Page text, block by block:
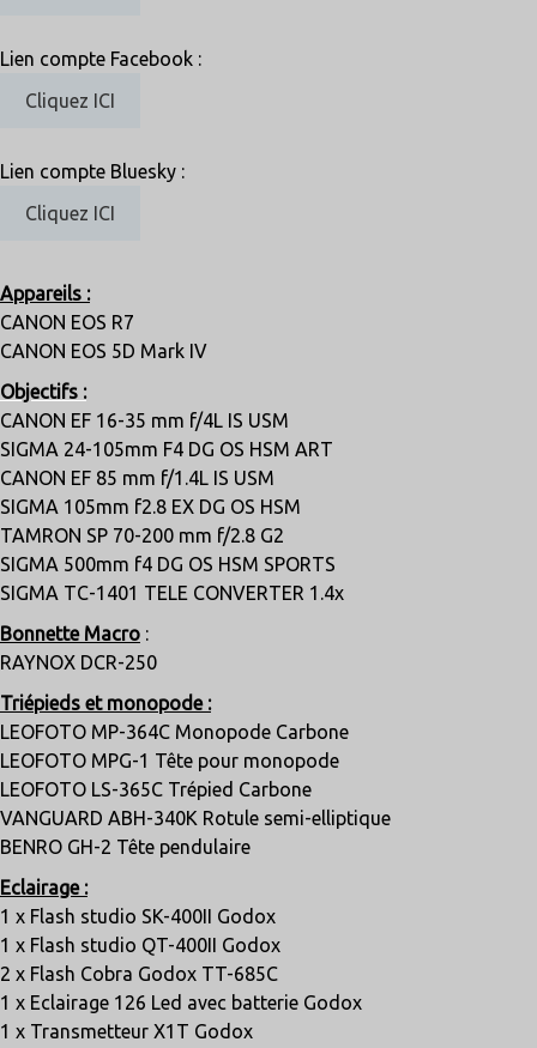
Lien compte Facebook :
Cliquez ICI
Lien compte Bluesky :
Cliquez ICI
Appareils :
CANON EOS R7
CANON EOS 5D Mark IV
Objectifs :
CANON EF 16-35 mm f/4L IS USM
SIGMA 24-105mm F4 DG OS HSM ART
CANON EF 85 mm f/1.4L IS USM
SIGMA 105mm f2.8 EX DG OS HSM
TAMRON SP 70-200 mm f/2.8 G2
SIGMA 500mm f4 DG OS HSM SPORTS
SIGMA TC-1401 TELE CONVERTER 1.4x
Bonnette Macro :
RAYNOX DCR-250
Triépieds et monopode :
LEOFOTO MP-364C Monopode Carbone
LEOFOTO MPG-1 Tête pour monopode
LEOFOTO LS-365C Trépied Carbone
VANGUARD ABH-340K Rotule semi-elliptique
BENRO GH-2 Tête pendulaire
Eclairage :
1 x Flash studio SK-400II Godox
1 x Flash studio QT-400II Godox
2 x Flash Cobra Godox TT-685C
1 x Eclairage 126 Led avec batterie Godox
1 x Transmetteur X1T Godox